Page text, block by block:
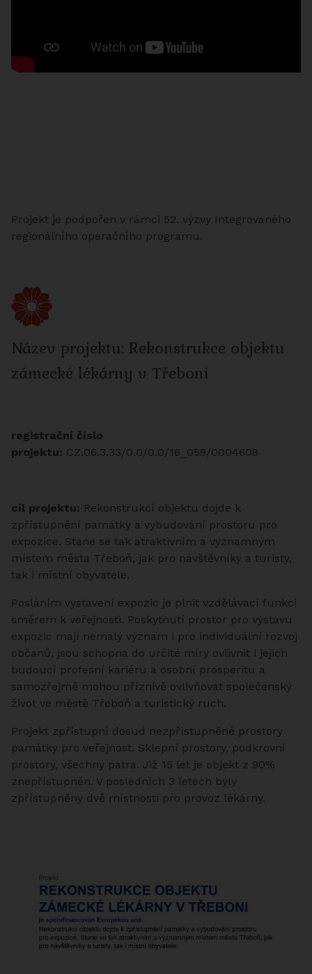
Projekt je podpořen v rámci 52. výzvy Integrovaného
regionálního operačního programu.
Název projektu: Rekonstrukce objektu
zámecké lékárny v Třeboni
registrační číslo
projektu: CZ.06.3.33/0.0/0.0/16_059/0004608
cíl projektu: Rekonstrukcí objektu dojde k
zpřístupnění památky a vybudování prostoru pro
expozice. Stane se tak atraktivním a významným
místem města Třeboň, jak pro návštěvníky a turisty,
tak i místní obyvatele.
Posláním vystavení expozic je plnit vzdělávací funkci
směrem k veřejnosti. Poskytnutí prostor pro výstavu
expozic mají nemalý význam i pro individuální rozvoj
občanů, jsou schopna do určité míry ovlivnit i jejich
budoucí profesní kariéru a osobní prosperitu a
samozřejmě mohou příznivě ovlivňovat společenský
život ve městě Třeboň a turistický ruch.
Projekt zpřístupní dosud nezpřístupněné prostory
památky pro veřejnost. Sklepní prostory, podkrovní
prostory, všechny patra. Již 15 let je objekt z 90%
znepřístupněn. V posledních 3 letech byly
zpřístupněny dvě místnosti pro provoz lékárny.